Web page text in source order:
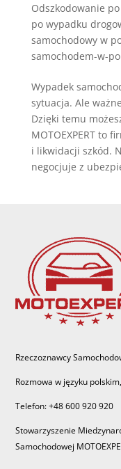
Odszkodowanie
po wypadku
samochodowy w
samochodem-w-
Wypadek
sytuacja. Ale
Dzięki temu
MOTOEXPERT to
i likwidacji szkód.
negocjuje z
Rzeczoznawcy
Rozmowa w języku
Telefon: +48 600 920 920
Stowarzyszenie
Samochodowej